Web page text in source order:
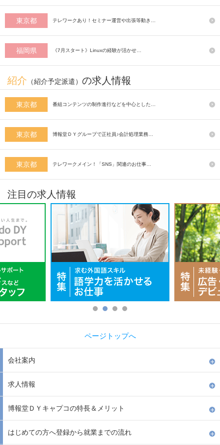
東京都 テレワークあり！セミナー運営や出張等動き…
福岡県 《7月スタート》Linuxの経験が活かせ…
紹介 （紹介予定派遣） の求人情報
東京都 番組コンテンツの制作進行などを中心とした…
東京都 博報堂ＤＹグループで正社員♪会計処理業務…
東京都 テレワークメイン！「SNS」関連のお仕事…
注目の求人情報
ページトップへ
会社案内
求人情報
博報堂ＤＹキャプコの特長＆メリット
はじめての方へ登録から就業までの流れ